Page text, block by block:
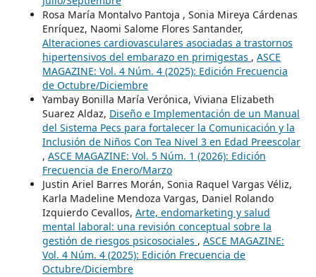
Rosa María Montalvo Pantoja , Sonia Mireya Cárdenas
Enríquez, Naomi Salome Flores Santander,
Alteraciones cardiovasculares asociadas a trastornos
hipertensivos del embarazo en primigestas , ASCE
MAGAZINE: Vol. 4 Núm. 4 (2025): Edición Frecuencia
de Octubre/Diciembre
Yambay Bonilla María Verónica, Viviana Elizabeth
Suarez Aldaz, Diseño e Implementación de un Manual
del Sistema Pecs para fortalecer la Comunicación y la
Inclusión de Niños Con Tea Nivel 3 en Edad Preescolar
, ASCE MAGAZINE: Vol. 5 Núm. 1 (2026): Edición
Frecuencia de Enero/Marzo
Justin Ariel Barres Morán, Sonia Raquel Vargas Véliz,
Karla Madeline Mendoza Vargas, Daniel Rolando
Izquierdo Cevallos, Arte, endomarketing y salud
mental laboral: una revisión conceptual sobre la
gestión de riesgos psicosociales , ASCE MAGAZINE:
Vol. 4 Núm. 4 (2025): Edición Frecuencia de
Octubre/Diciembre